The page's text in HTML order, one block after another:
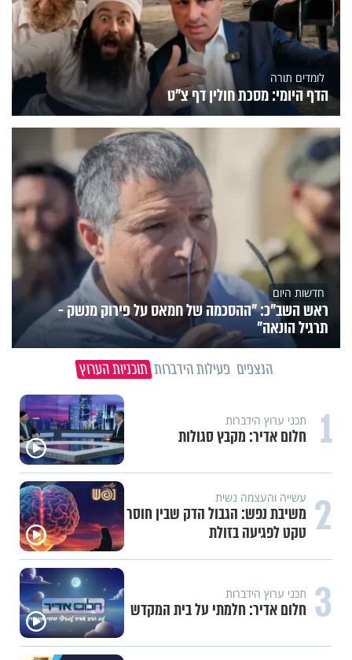
לומדים תורה
הדף היומי: מסכת חולין דף צ"ט
חדשות היום
ראש השב"כ: "ההסכמה של חמאס על פירוק מנשק -
תרגיל הונאה"
הנצפים פעילות הידברות תוכניות הערוץ
1 תכני ערוץ הידברות
חלום אדיר: מקבץ סגולות
2 עשייה והעצמה נשית
משיבת נפש: הגבול הדק שבין חוסר
טקט לפגיעה בזולת
3 תכני ערוץ הידברות
חלום אדיר: חלמתי על בית המקדש